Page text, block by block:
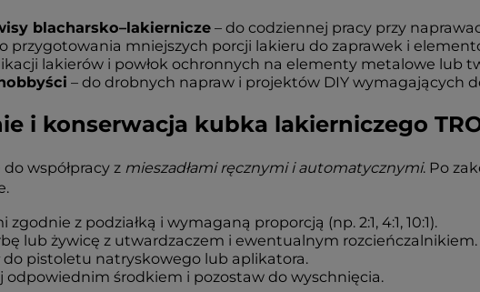
blacharsko–lakiernicze – do codziennej pracy przy
przygotowania mniejszych porcji lakieru do zaprawek i
lakierów i powłok ochronnych na elementy metalowe lub
– do drobnych napraw i projektów DIY wymagających
i konserwacja kubka lakierniczego
współpracy z mieszadłami ręcznymi i automatycznymi. Po
z podziałką i wymaganą proporcją (np. 2:1, 4:1, 10:1).
lub żywicę z utwardzaczem i ewentualnym rozcieńczalnikiem.
do pistoletu natryskowego lub aplikatora.
odpowiednim środkiem i pozostaw do wyschnięcia.